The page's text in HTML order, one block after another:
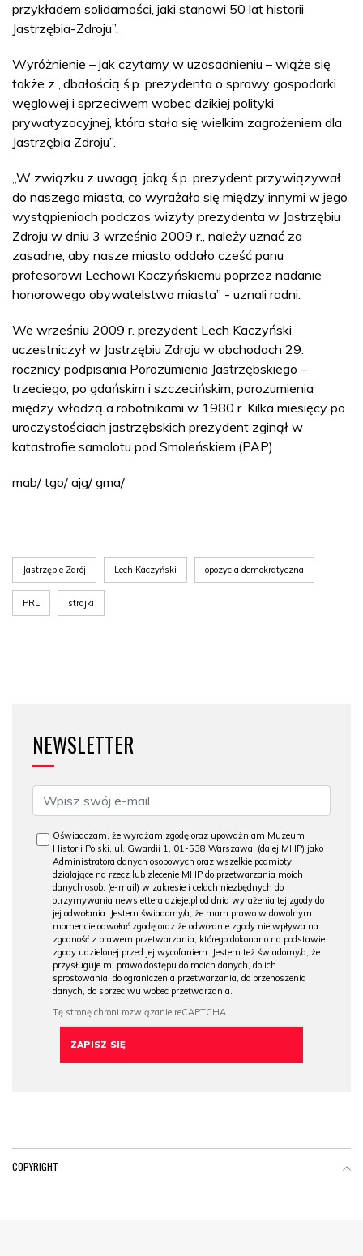
przykładem solidarności, jaki stanowi 50 lat historii
Jastrzębia-Zdroju”.
Wyróżnienie – jak czytamy w uzasadnieniu – wiąże się
także z „dbałością ś.p. prezydenta o sprawy gospodarki
węglowej i sprzeciwem wobec dzikiej polityki
prywatyzacyjnej, która stała się wielkim zagrożeniem dla
Jastrzębia Zdroju”.
„W związku z uwagą, jaką ś.p. prezydent przywiązywał
do naszego miasta, co wyrażało się między innymi w jego
wystąpieniach podczas wizyty prezydenta w Jastrzębiu
Zdroju w dniu 3 września 2009 r., należy uznać za
zasadne, aby nasze miasto oddało cześć panu
profesorowi Lechowi Kaczyńskiemu poprzez nadanie
honorowego obywatelstwa miasta” - uznali radni.
We wrześniu 2009 r. prezydent Lech Kaczyński
uczestniczył w Jastrzębiu Zdroju w obchodach 29.
rocznicy podpisania Porozumienia Jastrzębskiego –
trzeciego, po gdańskim i szczecińskim, porozumienia
między władzą a robotnikami w 1980 r. Kilka miesięcy po
uroczystościach jastrzębskich prezydent zginął w
katastrofie samolotu pod Smoleńskiem.(PAP)
mab/ tgo/ ajg/ gma/
Jastrzębie Zdrój Lech Kaczyński opozycja demokratyczna
PRL strajki
NEWSLETTER
Oświadczam, że wyrażam zgodę oraz upoważniam Muzeum
Historii Polski, ul. Gwardii 1, 01-538 Warszawa, (dalej MHP) jako
Administratora danych osobowych oraz wszelkie podmioty
działające na rzecz lub zlecenie MHP do przetwarzania moich
danych osob. (e-mail) w zakresie i celach niezbędnych do
otrzymywania newslettera dzieje.pl od dnia wyrażenia tej zgody do
jej odwołania. Jestem świadomy/a, że mam prawo w dowolnym
momencie odwołać zgodę oraz że odwołanie zgody nie wpływa na
zgodność z prawem przetwarzania, którego dokonano na podstawie
zgody udzielonej przed jej wycofaniem. Jestem też świadomy/a, że
przysługuje mi prawo dostępu do moich danych, do ich
sprostowania, do ograniczenia przetwarzania, do przenoszenia
danych, do sprzeciwu wobec przetwarzania.
COPYRIGHT